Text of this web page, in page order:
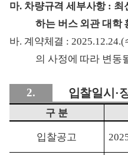
마. 차량규격 세부사항 : 최
하는 버스 외관 대학
바. 계약체결 : 2025.12.24.(
의 사정에 따라 변동
2. 입찰일시 ·
구 분
입찰공고